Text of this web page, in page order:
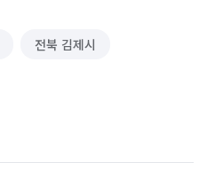
전북 김제시